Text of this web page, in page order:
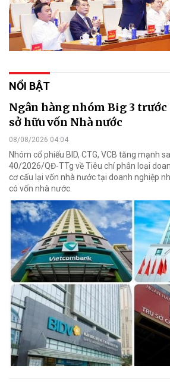
NỔI BẬT
Ngân hàng nhóm Big 3
sở hữu vốn Nhà nước
08/08/2026 04:04
Nhóm cổ phiếu BID, CTG, VCB tăng mạnh
40/2026/QĐ-TTg về Tiêu chí phân loại
cơ cấu lại vốn nhà nước tại doanh nghiệp
có vốn nhà nước.